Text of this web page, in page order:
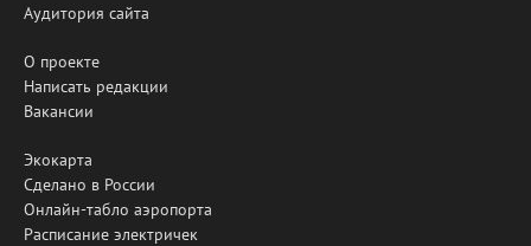
Аудитория сайта
О проекте
Написать редакции
Вакансии
Экокарта
Сделано в России
Онлайн-табло аэропорта
Расписание электричек